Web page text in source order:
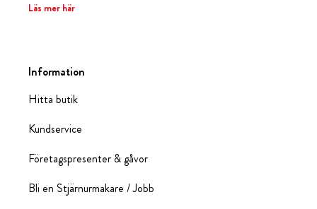
Läs mer här
Information
Hitta butik
Kundservice
Företagspresenter & gåvor
Bli en Stjärnurmakare / Jobb